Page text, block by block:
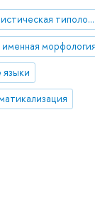
лингвистическая типология
именная морфология
языки